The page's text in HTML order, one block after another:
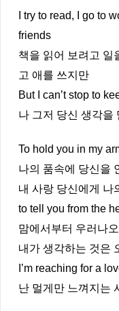
I try to read, I go to
friends
책을 읽어 보려고 일
고 애를 쓰지만
But I can’t stop to
나 그저 당신 생각을
To hold you in my
나의 품속에 당신을
내 사랑 당신에게 나
to tell you from the
맘에서부터 우러나
내가 생각하는 것은
I’m reaching for a
난 멀게만 느껴지는